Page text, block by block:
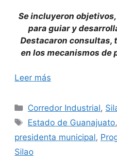
Se incluyeron
para guiar y
Destacaron consultas,
en los mecanismos de
Leer más
Categorías
Corredor Industrial,
Etiquetas
Estado de Guanajuato,
presidenta municipal,
Silao